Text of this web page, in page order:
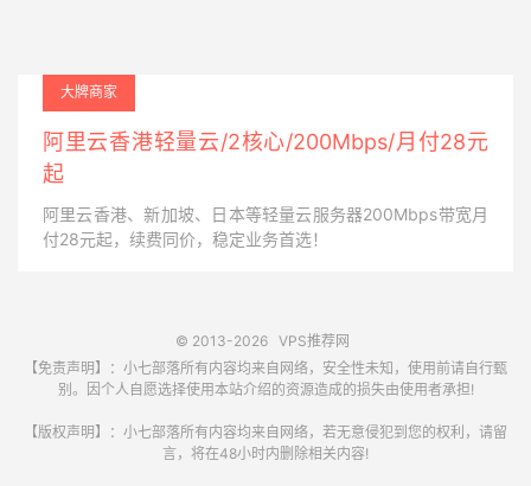
大牌商家
阿里云香港轻量云/2核心/200Mbps/月付28元
起
阿里云香港、新加坡、日本等轻量云服务器200Mbps带宽月
付28元起，续费同价，稳定业务首选！
© 2013-2026 VPS推荐网
【免责声明】：小七部落所有内容均来自网络，安全性未知，使用前请自行甄
别。因个人自愿选择使用本站介绍的资源造成的损失由使用者承担!
【版权声明】：小七部落所有内容均来自网络，若无意侵犯到您的权利，请留
言，将在48小时内删除相关内容!